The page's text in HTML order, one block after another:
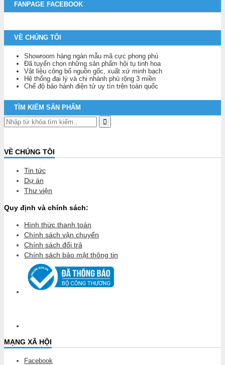
FANPAGE FACEBOOK
VỀ CHÚNG TÔI
Showroom hàng ngàn mẫu mã cực phong phú
Đã tuyển chọn những sản phẩm hội tụ tinh hoa
Vật liệu công bố nguồn gốc, xuất xứ minh bạch
Hệ thống đại lý và chi nhánh phủ rộng 3 miền
Chế độ bảo hành điện tử uy tín trên toàn quốc
TÌM KIẾM SẢN PHẨM
VỀ CHÚNG TÔI
Tin tức
Dự án
Thư viện
Quy định và chính sách:
Hình thức thanh toán
Chính sách vận chuyển
Chính sách đổi trả
Chính sách bảo mật thông tin
MẠNG XÃ HỘI
Facebook